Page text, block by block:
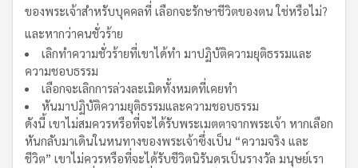
ของพระเจ้าสำหรับบุคคลที่ เลือกจะรักษาชีวิตของตน ใช่หรือไม่?
และหากว่าคนชั่วร้าย
เลิกทำความชั่วร้ายที่เขาได้ทำ มาปฏิบัติความยุติธรรมและ
ความชอบธรรม
เลือกจะเลิกการล่วงละเมิดทั้งหมดที่เคยทำ
หันมาปฏิบัติความยุติธรรมและความชอบธรรม
ดังนี้ เขาไม่สมควรหรือที่จะได้รับพระเมตตาจากพระเจ้า หากเลือก
หันกลับมาเดินในหนทางของพระเจ้าซึ่งเป็น “ความจริง และ
ชีวิต” เขาไม่ควรหรือที่จะได้รับชีวิตนิรันดรเป็นรางวัล มนุษย์เรา